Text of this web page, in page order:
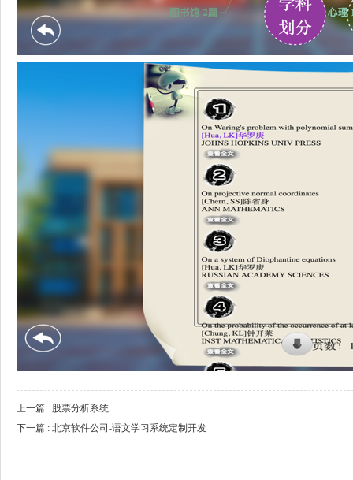
上一篇 : 股票分析系统
下一篇 : 北京软件公司-语文学习系统定制开发